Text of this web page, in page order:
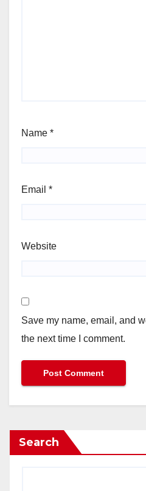
Name *
Email *
Website
Save my name, email, and
the next time I comment.
Search